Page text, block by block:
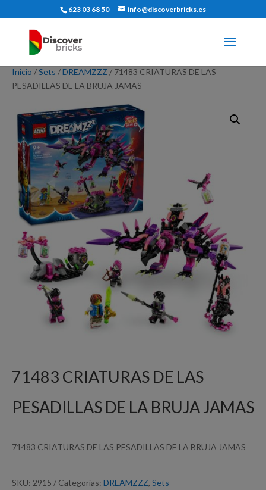
623 03 68 50 info@discoverbricks.es
Inicio /Sets /DREAMZZZ / 71483 CRIATURAS DE LAS
PESADILLAS DE LA BRUJA JAMAS
71483 CRIATURAS DE LAS
PESADILLAS DE LA BRUJA JAMAS
71483 CRIATURAS DE LAS PESADILLAS DE LA BRUJA JAMAS
SKU: 2915 Categorías: DREAMZZZ, Sets